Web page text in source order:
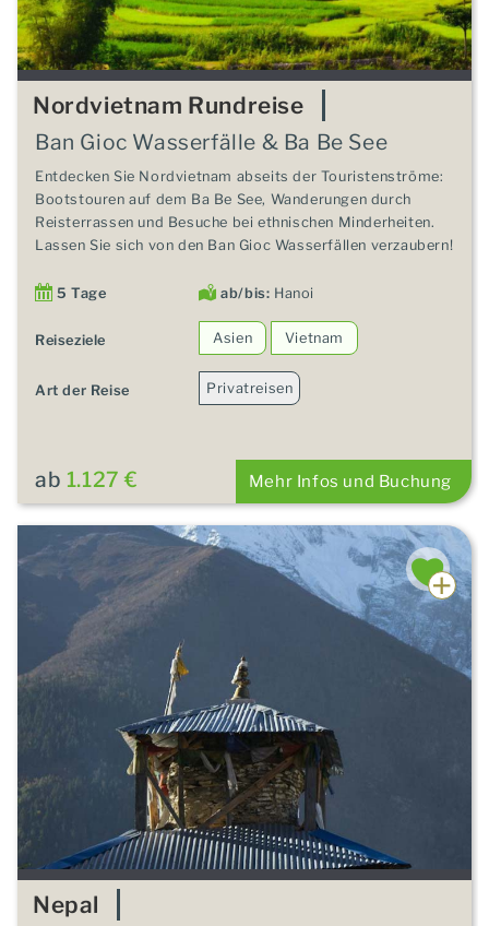
Nordvietnam Rundreise
Ban Gioc Wasserfälle & Ba Be See
Entdecken Sie Nordvietnam abseits der Touristenströme:
Bootstouren auf dem Ba Be See, Wanderungen durch
Reisterrassen und Besuche bei ethnischen Minderheiten.
Lassen Sie sich von den Ban Gioc Wasserfällen verzaubern!
5 Tage ab/bis: Hanoi
Reiseziele Asien Vietnam
Art der Reise Privatreisen
ab 1.127 € Mehr Infos und Buchung
Nepal